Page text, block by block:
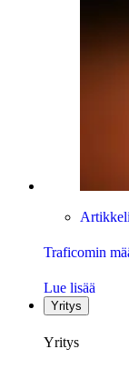
Traficomin
Lue lisää
Yritys
Yritys